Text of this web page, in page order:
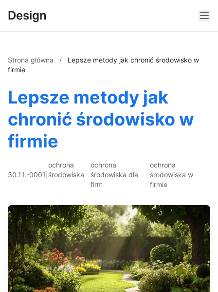
Design
Strona główna /
Lepsze metody jak chronić środowisko w
firmie
Lepsze metody jak
chronić środowisko w
firmie
30.11.-0001
ochrona
środowiska
ochrona
środowiska dla
firm
ochrona
środowiska w
firmie